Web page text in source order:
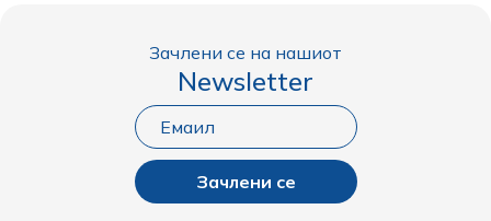
Зачлени се на нашиот
Newsletter
Зачлени се